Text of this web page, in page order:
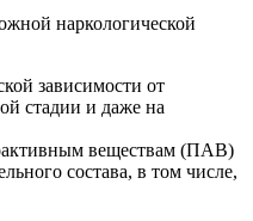
наркологической
зависимости от
стадии и даже на
веществам (ПАВ)
состава, в том числе,